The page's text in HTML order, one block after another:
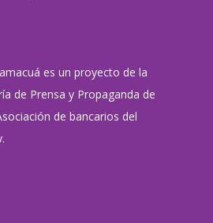
es un proyecto de la
de Prensa y Propaganda de
de bancarios del